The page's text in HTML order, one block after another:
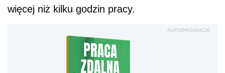
więcej niż kilku godzin pracy.
AUTOPROMOCJA